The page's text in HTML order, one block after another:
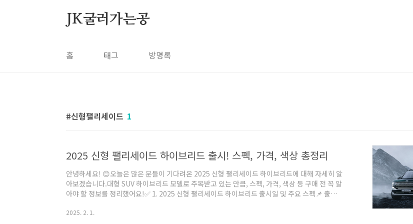
JK굴러가는공
홈 태그 방명록
신형팰리세이드 1
2025 신형 팰리세이드 하이브리드 출시! 스펙, 가격, 색상 총정리
안녕하세요! 😊오늘은 많은 분들이 기다려온 2025 신형 팰리세이드 하이브리드에 대해 자세히 알
아보겠습니다.대형 SUV 하이브리드 모델로 주목받고 있는 만큼, 스펙, 가격, 색상 등 구매 전 꼭 알
아야 할 정보를 정리했어요!✅ 1. 2025 신형 팰리세이드 하이브리드 출시일 및 주요 스펙📌 출시
력📌 전장: 5,060mm (+65mm 증가)📌 휠베이스: 2,970mm (+70mm 증가)📌 공식 연비: 아
2025. 2. 1.